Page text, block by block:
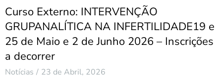
Curso Externo: INTERVENÇÃO
GRUPANALÍTICA NA INFERTILIDADE19 e
25 de Maio e 2 de Junho 2026 – Inscrições
a decorrer
Notícias 23 de Abril, 2026